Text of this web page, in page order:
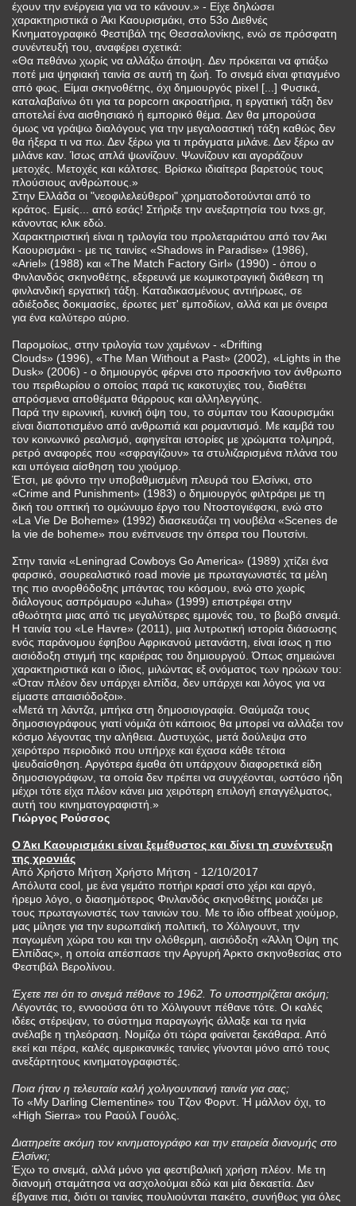
έχουν την ενέργεια για να το κάνουν.» - Είχε δηλώσει
χαρακτηριστικά ο Άκι Καουρισμάκι, στο 53ο Διεθνές
Κινηματογραφικό Φεστιβάλ της Θεσσαλονίκης, ενώ σε πρόσφατη
συνέντευξή του, αναφέρει σχετικά:
«Θα πεθάνω χωρίς να αλλάξω άποψη. Δεν πρόκειται να φτιάξω
ποτέ μια ψηφιακή ταινία σε αυτή τη ζωή. Το σινεμά είναι φτιαγμένο
από φως. Είμαι σκηνοθέτης, όχι δημιουργός pixel [...] Φυσικά,
καταλαβαίνω ότι για τα popcorn ακροατήρια, η εργατική τάξη δεν
αποτελεί ένα αισθησιακό ή εμπορικό θέμα. Δεν θα μπορούσα
όμως να γράψω διαλόγους για την μεγαλοαστική τάξη καθώς δεν
θα ήξερα τι να πω. Δεν ξέρω για τι πράγματα μιλάνε. Δεν ξέρω αν
μιλάνε καν. Ίσως απλά ψωνίζουν. Ψωνίζουν και αγοράζουν
μετοχές. Μετοχές και κάλτσες. Βρίσκω ιδιαίτερα βαρετούς τους
πλούσιους ανθρώπους.»
Στην Ελλάδα οι "νεοφιλελεύθεροι" χρηματοδοτούνται από το
κράτος. Εμείς... από εσάς! Στήριξε την ανεξαρτησία του tvxs.gr,
κάνοντας κλικ εδώ.
Χαρακτηριστική είναι η τριλογία του προλεταριάτου από τον Άκι
Καουρισμάκι - με τις ταινίες «Shadows in Paradise» (1986),
«Ariel» (1988) και «The Match Factory Girl» (1990) - όπου ο
Φινλανδός σκηνοθέτης, εξερευνά με κωμικοτραγική διάθεση τη
φινλανδική εργατική τάξη. Καταδικασμένους αντιήρωες, σε
αδιέξοδες δοκιμασίες, έρωτες μετ' εμποδίων, αλλά και με όνειρα
για ένα καλύτερο αύριο.
Παρομοίως, στην τριλογία των χαμένων - «Drifting
Clouds» (1996), «The Man Without a Past» (2002), «Lights in the
Dusk» (2006) - ο δημιουργός φέρνει στο προσκήνιο τον άνθρωπο
του περιθωρίου ο οποίος παρά τις κακοτυχίες του, διαθέτει
απρόσμενα αποθέματα θάρρους και αλληλεγγύης.
Παρά την ειρωνική, κυνική όψη του, το σύμπαν του Καουρισμάκι
είναι διαποτισμένο από ανθρωπιά και ρομαντισμό. Με καμβά του
τον κοινωνικό ρεαλισμό, αφηγείται ιστορίες με χρώματα τολμηρά,
ρετρό αναφορές που «σφραγίζουν» τα στυλιζαρισμένα πλάνα του
και υπόγεια αίσθηση του χιούμορ.
Έτσι, με φόντο την υποβαθμισμένη πλευρά του Ελσίνκι, στο
«Crime and Punishment» (1983) ο δημιουργός φιλτράρει με τη
δική του οπτική το ομώνυμο έργο του Ντοστογιέφσκι, ενώ στο
«La Vie De Boheme» (1992) διασκευάζει τη νουβέλα «Scenes de
la vie de boheme» που ενέπνευσε την όπερα του Πουτσίνι.
Στην ταινία «Leningrad Cowboys Go America» (1989) χτίζει ένα
φαρσικό, σουρεαλιστικό road movie με πρωταγωνιστές τα μέλη
της πιο ανορθόδοξης μπάντας του κόσμου, ενώ στο χωρίς
διάλογους ασπρόμαυρο «Juha» (1999) επιστρέφει στην
αθωότητα μιας από τις μεγαλύτερες εμμονές του, το βωβό σινεμά.
Η ταινία του «Le Havre» (2011), μια λυτρωτική ιστορία διάσωσης
ενός παράνομου έφηβου Αφρικανού μετανάστη, είναι ίσως η πιο
αισιόδοξη στιγμή της καριέρας του δημιουργού. Όπως σημειώνει
χαρακτηριστικά και ο ίδιος, μιλώντας εξ ονόματος των ηρώων του:
«Όταν πλέον δεν υπάρχει ελπίδα, δεν υπάρχει και λόγος για να
είμαστε απαισιόδοξοι».
«Μετά τη λάντζα, μπήκα στη δημοσιογραφία. Θαύμαζα τους
δημοσιογράφους γιατί νόμιζα ότι κάποιος θα μπορεί να αλλάξει τον
κόσμο λέγοντας την αλήθεια. Δυστυχώς, μετά δούλεψα στο
χειρότερο περιοδικό που υπήρχε και έχασα κάθε τέτοια
ψευδαίσθηση. Αργότερα έμαθα ότι υπάρχουν διαφορετικά είδη
δημοσιογράφων, τα οποία δεν πρέπει να συγχέονται, ωστόσο ήδη
μέχρι τότε είχα πλέον κάνει μια χειρότερη επιλογή επαγγέλματος,
αυτή του κινηματογραφιστή.»
Γιώργος Ρούσσος
Ο Άκι Καουρισμάκι είναι ξεμέθυστος και δίνει τη συνέντευξη
της χρονιάς
Από Χρήστο Μήτση Χρήστο Μήτση - 12/10/2017
Απόλυτα cool, με ένα γεμάτο ποτήρι κρασί στο χέρι και αργό,
ήρεμο λόγο, ο διασημότερος Φινλανδός σκηνοθέτης μοιάζει με
τους πρωταγωνιστές των ταινιών του. Με το ίδιο offbeat χιούμορ,
μας μίλησε για την ευρωπαϊκή πολιτική, το Χόλιγουντ, την
παγωμένη χώρα του και την ολόθερμη, αισιόδοξη «Άλλη Όψη της
Ελπίδας», η οποία απέσπασε την Αργυρή Άρκτο σκηνοθεσίας στο
Φεστιβάλ Βερολίνου.
Έχετε πει ότι το σινεμά πέθανε το 1962. Το υποστηρίζεται ακόμη;
Λέγοντάς το, εννοούσα ότι το Χόλιγουντ πέθανε τότε. Οι καλές
ιδέες στέρεψαν, το σύστημα παραγωγής άλλαξε και τα ηνία
ανέλαβε η τηλεόραση. Νομίζω ότι τώρα φαίνεται ξεκάθαρα­. Από
εκεί και πέρα, καλές αμερικανικές ταινίες γίνονται μόνο από τους
ανεξάρτητους κινηματογραφιστές.
Ποια ήταν η τελευταία καλή ­χολιγουντιανή ταινία για σας;
Το «My Darling Clementine» του Τζον Φορντ. Ή μάλλον όχι, το
«High Sierra» του Ραούλ Γουόλς.
Διατηρείτε ακόμη τον κινηματογράφο και την εταιρεία διανομής στο
Ελσίνκι;
Έχω το σινεμά, αλλά μόνο για φεστιβαλική χρήση πλέον. Με τη
δια­νομή σταμάτησα να ασχολούμαι εδώ και μία δεκαετία. Δεν
έβγαινε πια, διότι οι ταινίες πουλιούνται πακέτο, συνήθως για όλες